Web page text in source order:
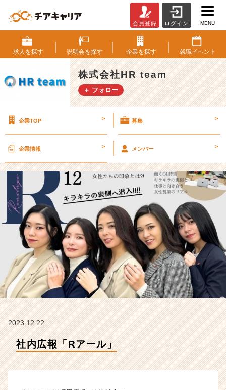
内
広
報
「R
ア
ー
会
R
a
の
タ
イ
ム
ラ
イ
ン】
ー・
会員登録 ログイン MENU
求人を探す 説明会を探す 企業を探す 就職イベント
株式会社HR team
＋ フォロー
企業TOP > 募集 >
企業情報 > メンバー >
2023.12.22
社内広報「Rアール」